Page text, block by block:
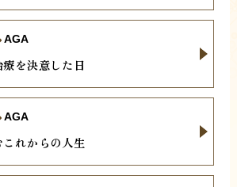
を決意した日
AGA
れからの人生
AGA